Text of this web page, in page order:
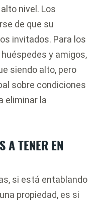
nivel. Los
de que su
invitados. Para los
y amigos,
siendo alto, pero
sobre condiciones
eliminar la
A TENER EN
si está entablando
propiedad, es si